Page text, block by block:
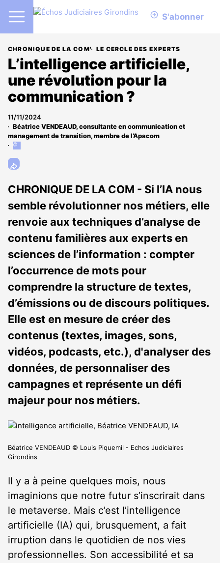
S'abonner
CHRONIQUE DE LA COM' LE CERCLE DES EXPERTS
L’intelligence artificielle,
une révolution pour la
communication ?
11/11/2024
Béatrice VENDEAUD, consultante en communication et
management de transition, membre de l’Apacom
Cet
est
abonnés
CHRONIQUE DE LA COM - Si l’IA nous
semble révolutionner nos métiers, elle
renvoie aux techniques d’analyse de
contenu familières aux experts en
sciences de l’information : compter
l’occurrence de mots pour
comprendre la structure de textes,
d’émissions ou de discours politiques.
Elle est en mesure de créer des
contenus (textes, images, sons,
vidéos, podcasts, etc.), d'analyser des
données, de personnaliser des
campagnes et représente un défi
majeur pour nos métiers.
Béatrice VENDEAUD © Louis Piquemil - Echos Judiciaires
Girondins
Il y a à peine quelques mois, nous
imaginions que notre futur s’inscrirait dans
le metaverse. Mais c’est l’intelligence
artificielle (IA) qui, brusquement, a fait
irruption dans le quotidien de nos vies
professionnelles. Son accessibilité et sa